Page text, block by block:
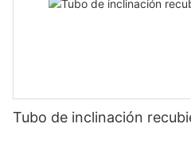
Tubo de inclinación